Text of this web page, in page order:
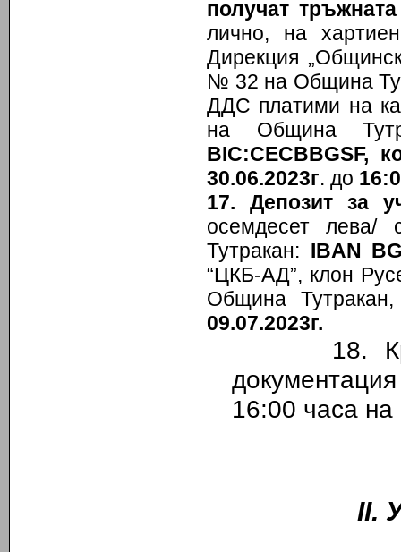
получат
лично, на
Дирекция
№ 32 на Община
ДДС платими на
на Община
BIC:CECBBGSF,
30.06.2023г. до
17. Депозит за
осемдесет
Тутракан: IBAN
“ЦКБ-АД”, клон
Община
09.07.2023г.
18.
16:00 часа на